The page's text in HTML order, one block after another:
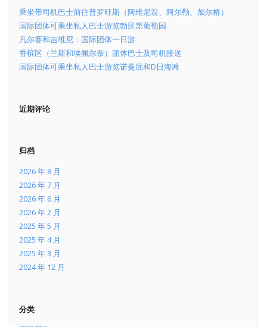
乘坐带司机巴士前往普罗旺斯（阿维尼翁、阿尔勒、加尔桥）
国际团体可乘坐私人巴士游览勃艮第葡萄园
凡尔赛和吉维尼：国际团体一日游
香槟区（兰斯和埃佩尔奈）团体巴士及司机接送
国际团体可乘坐私人巴士游览诺曼底和D日海滩
近期评论
归档
2026 年 8 月
2026 年 7 月
2026 年 6 月
2026 年 2 月
2025 年 5 月
2025 年 4 月
2025 年 3 月
2024 年 12 月
分类